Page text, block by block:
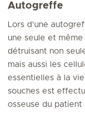
Autogreffe
Lors d'une
une seule et
détruisant non
mais aussi les
essentielles à la
souches est
osseuse du patient